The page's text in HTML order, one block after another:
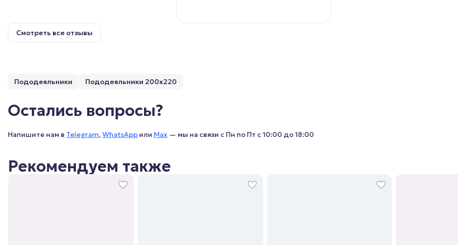
Смотреть все отзывы
Пододеяльники Пододеяльники 200х220
Остались вопросы?
Напишите нам в Telegram, WhatsApp или Max — мы на связи с Пн по Пт с 10:00 до 18:00
Рекомендуем также